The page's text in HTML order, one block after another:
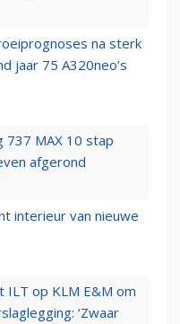
na sterk
jaar 75 A320neo’s
737 MAX 10 stap
afgerond
interieur van nieuwe
op KLM E&M om
‘Zwaar